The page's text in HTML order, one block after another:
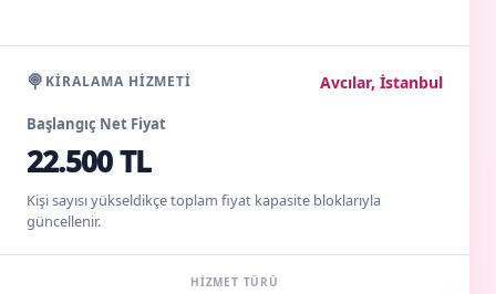
🍭 KIRALAMA HIZMETI Avcılar, İstanbul
Başlangıç Net Fiyat
22.500 TL
Kişi sayısı yükseldikçe toplam fiyat kapasite bloklarıyla
güncellenir.
HIZMET TÜRÜ